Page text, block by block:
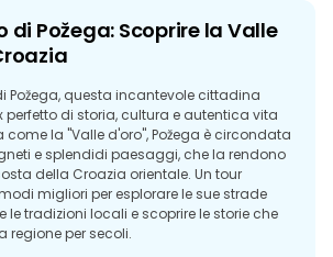
Požega: Scoprire la Valle
Požega, questa incantevole cittadina
perfetto di storia, cultura e autentica vita
la "Valle d'oro", Požega è circondata
e splendidi paesaggi, che la rendono
della Croazia orientale. Un tour
migliori per esplorare le sue strade
le tradizioni locali e scoprire le storie che
per secoli.